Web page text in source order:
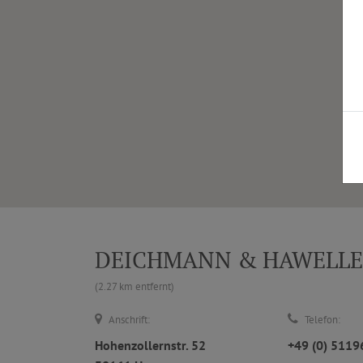
DEICHMANN &
(2.27 km entfernt)
Anschrift:
Hohenzollernstr. 52
Telefon:
+49 (0)